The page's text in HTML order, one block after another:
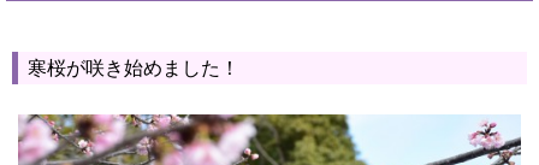
寒桜が咲き始めました！